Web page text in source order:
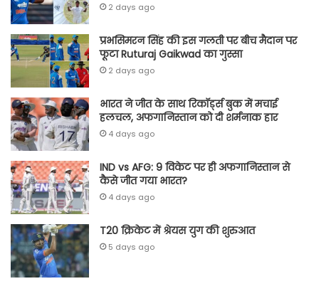
2 days ago
प्रभसिमरन सिंह की इस गलती पर बीच मैदान पर
फूटा Ruturaj Gaikwad का गुस्सा
2 days ago
भारत ने जीत के साथ रिकॉर्ड्स बुक में मचाई
हलचल, अफगानिस्तान को दी शर्मनाक हार
4 days ago
IND vs AFG: 9 विकेट पर ही अफगानिस्तान से
कैसे जीत गया भारत?
4 days ago
T20 क्रिकेट में श्रेयस युग की शुरुआत
5 days ago